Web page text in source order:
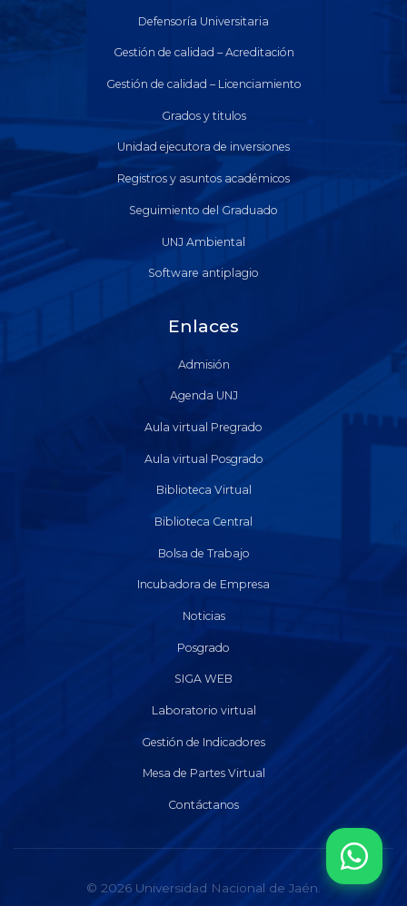
Defensoría Universitaria
Gestión de calidad – Acreditación
Gestión de calidad – Licenciamiento
Grados y titulos
Unidad ejecutora de inversiones
Registros y asuntos académicos
Seguimiento del Graduado
UNJ Ambiental
Software antiplagio
Enlaces
Admisión
Agenda UNJ
Aula virtual Pregrado
Aula virtual Posgrado
Biblioteca Virtual
Biblioteca Central
Bolsa de Trabajo
Incubadora de Empresa
Noticias
Posgrado
SIGA WEB
Laboratorio virtual
Gestión de Indicadores
Mesa de Partes Virtual
Contáctanos
© 2026 Universidad Nacional de Jaén.